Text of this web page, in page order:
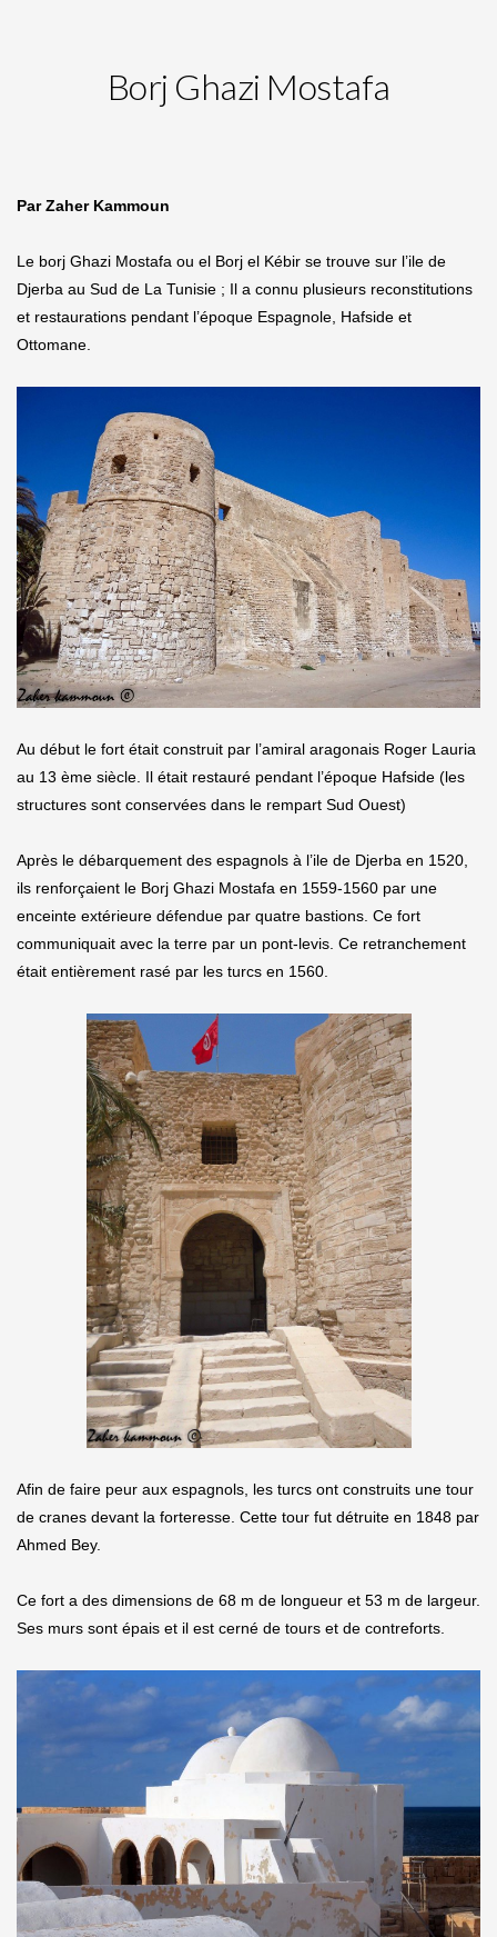
Borj Ghazi Mostafa
Par Zaher Kammoun
Le borj Ghazi Mostafa ou el Borj el Kébir se trouve sur l’ile de
Djerba au Sud de La Tunisie ; Il a connu plusieurs reconstitutions
et restaurations pendant l’époque Espagnole, Hafside et
Ottomane.
Au début le fort était construit par l’amiral aragonais Roger Lauria
au 13 ème siècle. Il était restauré pendant l’époque Hafside (les
structures sont conservées dans le rempart Sud Ouest)
Après le débarquement des espagnols à l’ile de Djerba en 1520,
ils renforçaient le Borj Ghazi Mostafa en 1559-1560 par une
enceinte extérieure défendue par quatre bastions. Ce fort
communiquait avec la terre par un pont-levis. Ce retranchement
était entièrement rasé par les turcs en 1560.
Afin de faire peur aux espagnols, les turcs ont construits une tour
de cranes devant la forteresse. Cette tour fut détruite en 1848 par
Ahmed Bey.
Ce fort a des dimensions de 68 m de longueur et 53 m de largeur.
Ses murs sont épais et il est cerné de tours et de contreforts.